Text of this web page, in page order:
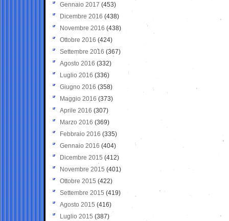
Gennaio 2017 (453)
Dicembre 2016 (438)
Novembre 2016 (438)
Ottobre 2016 (424)
Settembre 2016 (367)
Agosto 2016 (332)
Luglio 2016 (336)
Giugno 2016 (358)
Maggio 2016 (373)
Aprile 2016 (307)
Marzo 2016 (369)
Febbraio 2016 (335)
Gennaio 2016 (404)
Dicembre 2015 (412)
Novembre 2015 (401)
Ottobre 2015 (422)
Settembre 2015 (419)
Agosto 2015 (416)
Luglio 2015 (387)